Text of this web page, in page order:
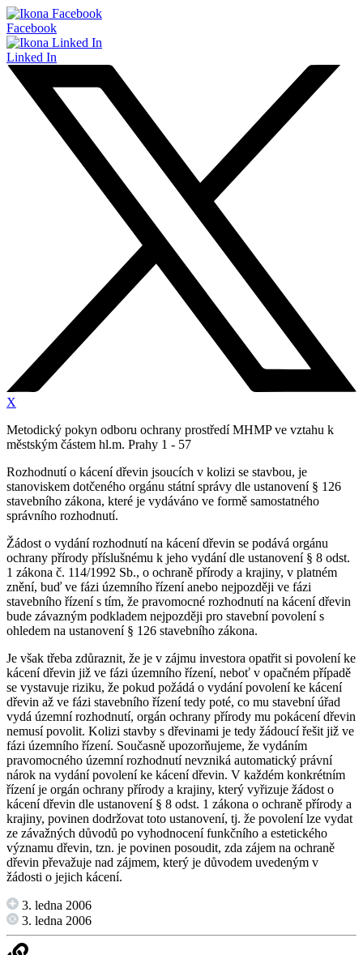
Facebook
Linked In
X
Metodický pokyn odboru ochrany prostředí MHMP ve vztahu k
městským částem hl.m. Prahy 1 - 57
Rozhodnutí o kácení dřevin jsoucích v kolizi se stavbou, je
stanoviskem dotčeného orgánu státní správy dle ustanovení § 126
stavebního zákona, které je vydáváno ve formě samostatného
správního rozhodnutí.
Žádost o vydání rozhodnutí na kácení dřevin se podává orgánu
ochrany přírody příslušnému k jeho vydání dle ustanovení § 8 odst.
1 zákona č. 114/1992 Sb., o ochraně přírody a krajiny, v platném
znění, buď ve fázi územního řízení anebo nejpozději ve fázi
stavebního řízení s tím, že pravomocné rozhodnutí na kácení dřevin
bude závazným podkladem nejpozději pro stavební povolení s
ohledem na ustanovení § 126 stavebního zákona.
Je však třeba zdůraznit, že je v zájmu investora opatřit si povolení ke
kácení dřevin již ve fázi územního řízení, neboť v opačném případě
se vystavuje riziku, že pokud požádá o vydání povolení ke kácení
dřevin až ve fázi stavebního řízení tedy poté, co mu stavební úřad
vydá územní rozhodnutí, orgán ochrany přírody mu pokácení dřevin
nemusí povolit. Kolizi stavby s dřevinami je tedy žádoucí řešit již ve
fázi územního řízení. Současně upozorňujeme, že vydáním
pravomocného územní rozhodnutí nevzniká automatický právní
nárok na vydání povolení ke kácení dřevin. V každém konkrétním
řízení je orgán ochrany přírody a krajiny, který vyřizuje žádost o
kácení dřevin dle ustanovení § 8 odst. 1 zákona o ochraně přírody a
krajiny, povinen dodržovat toto ustanovení, tj. že povolení lze vydat
ze závažných důvodů po vyhodnocení funkčního a estetického
významu dřevin, tzn. je povinen posoudit, zda zájem na ochraně
dřevin převažuje nad zájmem, který je důvodem uvedeným v
žádosti o jejich kácení.
3. ledna 2006
3. ledna 2006